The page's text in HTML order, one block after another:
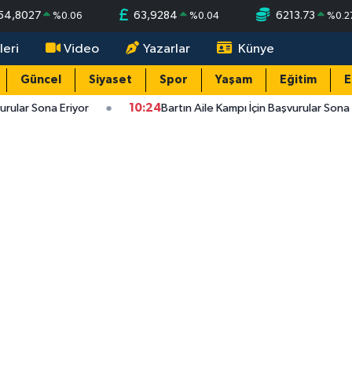
%0.06 63,9284 %0.04 6213.73 %
Video Yazarlar Künye
Güncel Siyaset Spor Yaşam Eğitim
Sona Eriyor 10:24Bartın Aile Kampı İçin Başvurular Sona